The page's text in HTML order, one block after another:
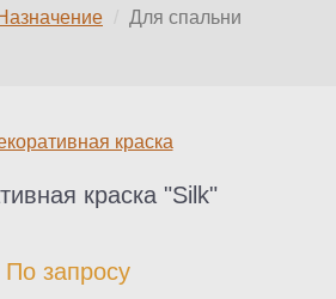
Для спальни
краска "Silk"
По запросу